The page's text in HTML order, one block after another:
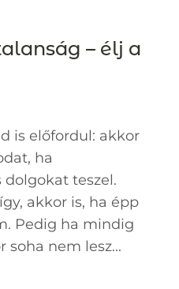
– élj a
is előfordul: akkor
ha
dolgokat teszel.
akkor is, ha épp
Pedig ha mindig
soha nem lesz...